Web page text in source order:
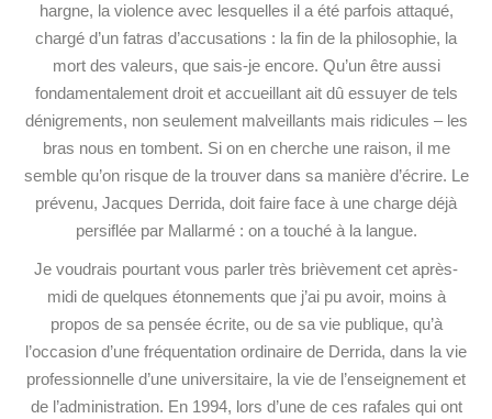
hargne, la violence avec lesquelles il a été parfois attaqué,
chargé d’un fatras d’accusations : la fin de la philosophie, la
mort des valeurs, que sais-je encore. Qu’un être aussi
fondamentalement droit et accueillant ait dû essuyer de tels
dénigrements, non seulement malveillants mais ridicules – les
bras nous en tombent. Si on en cherche une raison, il me
semble qu’on risque de la trouver dans sa manière d’écrire. Le
prévenu, Jacques Derrida, doit faire face à une charge déjà
persiflée par Mallarmé : on a touché à la langue.
Je voudrais pourtant vous parler très brièvement cet après-
midi de quelques étonnements que j’ai pu avoir, moins à
propos de sa pensée écrite, ou de sa vie publique, qu’à
l’occasion d’une fréquentation ordinaire de Derrida, dans la vie
professionnelle d’une universitaire, la vie de l’enseignement et
de l’administration. En 1994, lors d’une de ces rafales qui ont